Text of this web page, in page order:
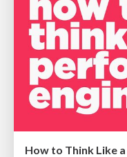
How to Think Like